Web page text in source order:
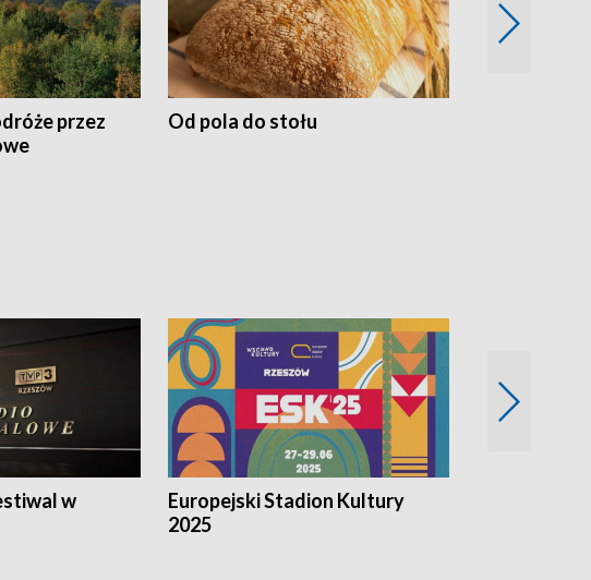
przez
Od pola do stołu
w
Europejski Stadion Kultury
2025